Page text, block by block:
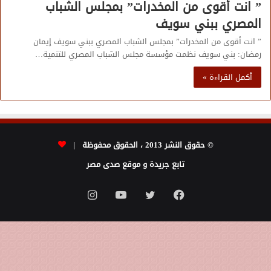
” انت أقوى من المخدرات” بمجلس الشباب
المصري ببني سويف
” انت أقوى من المخدرات” بمجلس الشباب المصري ببني سويف إيمان
رمضان: بني سويف نظمت مؤسسة مجلس الشباب المصري للتنمية…
أكمل القراءة »
© حقوق النشر 2013 ، الحقوق محفوظة |
تابع جريدة و موقع صدى مصر
فيسبوك تويتر يوتيوبانستقرام